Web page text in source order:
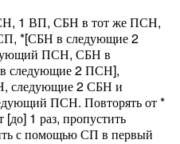
1 ВП, СБН в тот же ПСН,
СП, *[СБН в следующие 2
ПСН, СБН в
следующие 2 ПСН],
следующие 2 СБН и
ПСН. Повторять от *
[до] 1 раз, пропустить
с помощью СП в первый